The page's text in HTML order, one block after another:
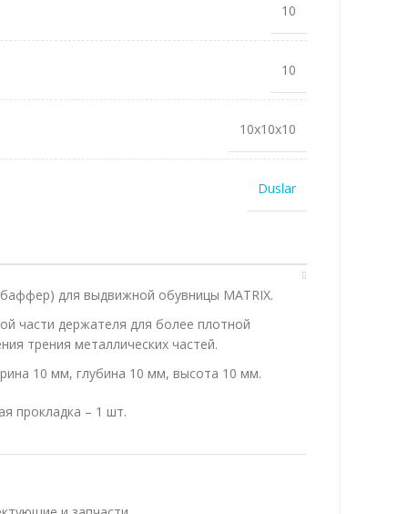
10
10
10x10x10
Duslar
для выдвижной обувницы MATRIX.
части держателя для более плотной
трения металлических частей.
10 мм, глубина 10 мм, высота 10 мм.
прокладка – 1 шт.